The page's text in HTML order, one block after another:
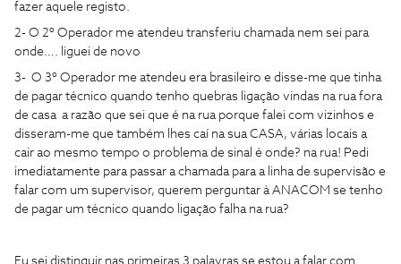
fazer aquele registo.
2- O 2º Operador me atendeu transferiu chamada nem sei para
onde…. liguei de novo
3- O 3º Operador me atendeu era brasileiro e disse-me que tinha
de pagar técnico quando tenho quebras ligação vindas na rua fora
de casa a razão que sei que é na rua porque falei com vizinhos e
disseram-me que também lhes caí na sua CASA, várias locais a
cair ao mesmo tempo o problema de sinal é onde? na rua! Pedi
imediatamente para passar a chamada para a linha de supervisão e
falar com um supervisor, querem perguntar à ANACOM se tenho
de pagar um técnico quando ligação falha na rua?
Eu sei distinguir nas primeiras 3 palavras se estou a falar com